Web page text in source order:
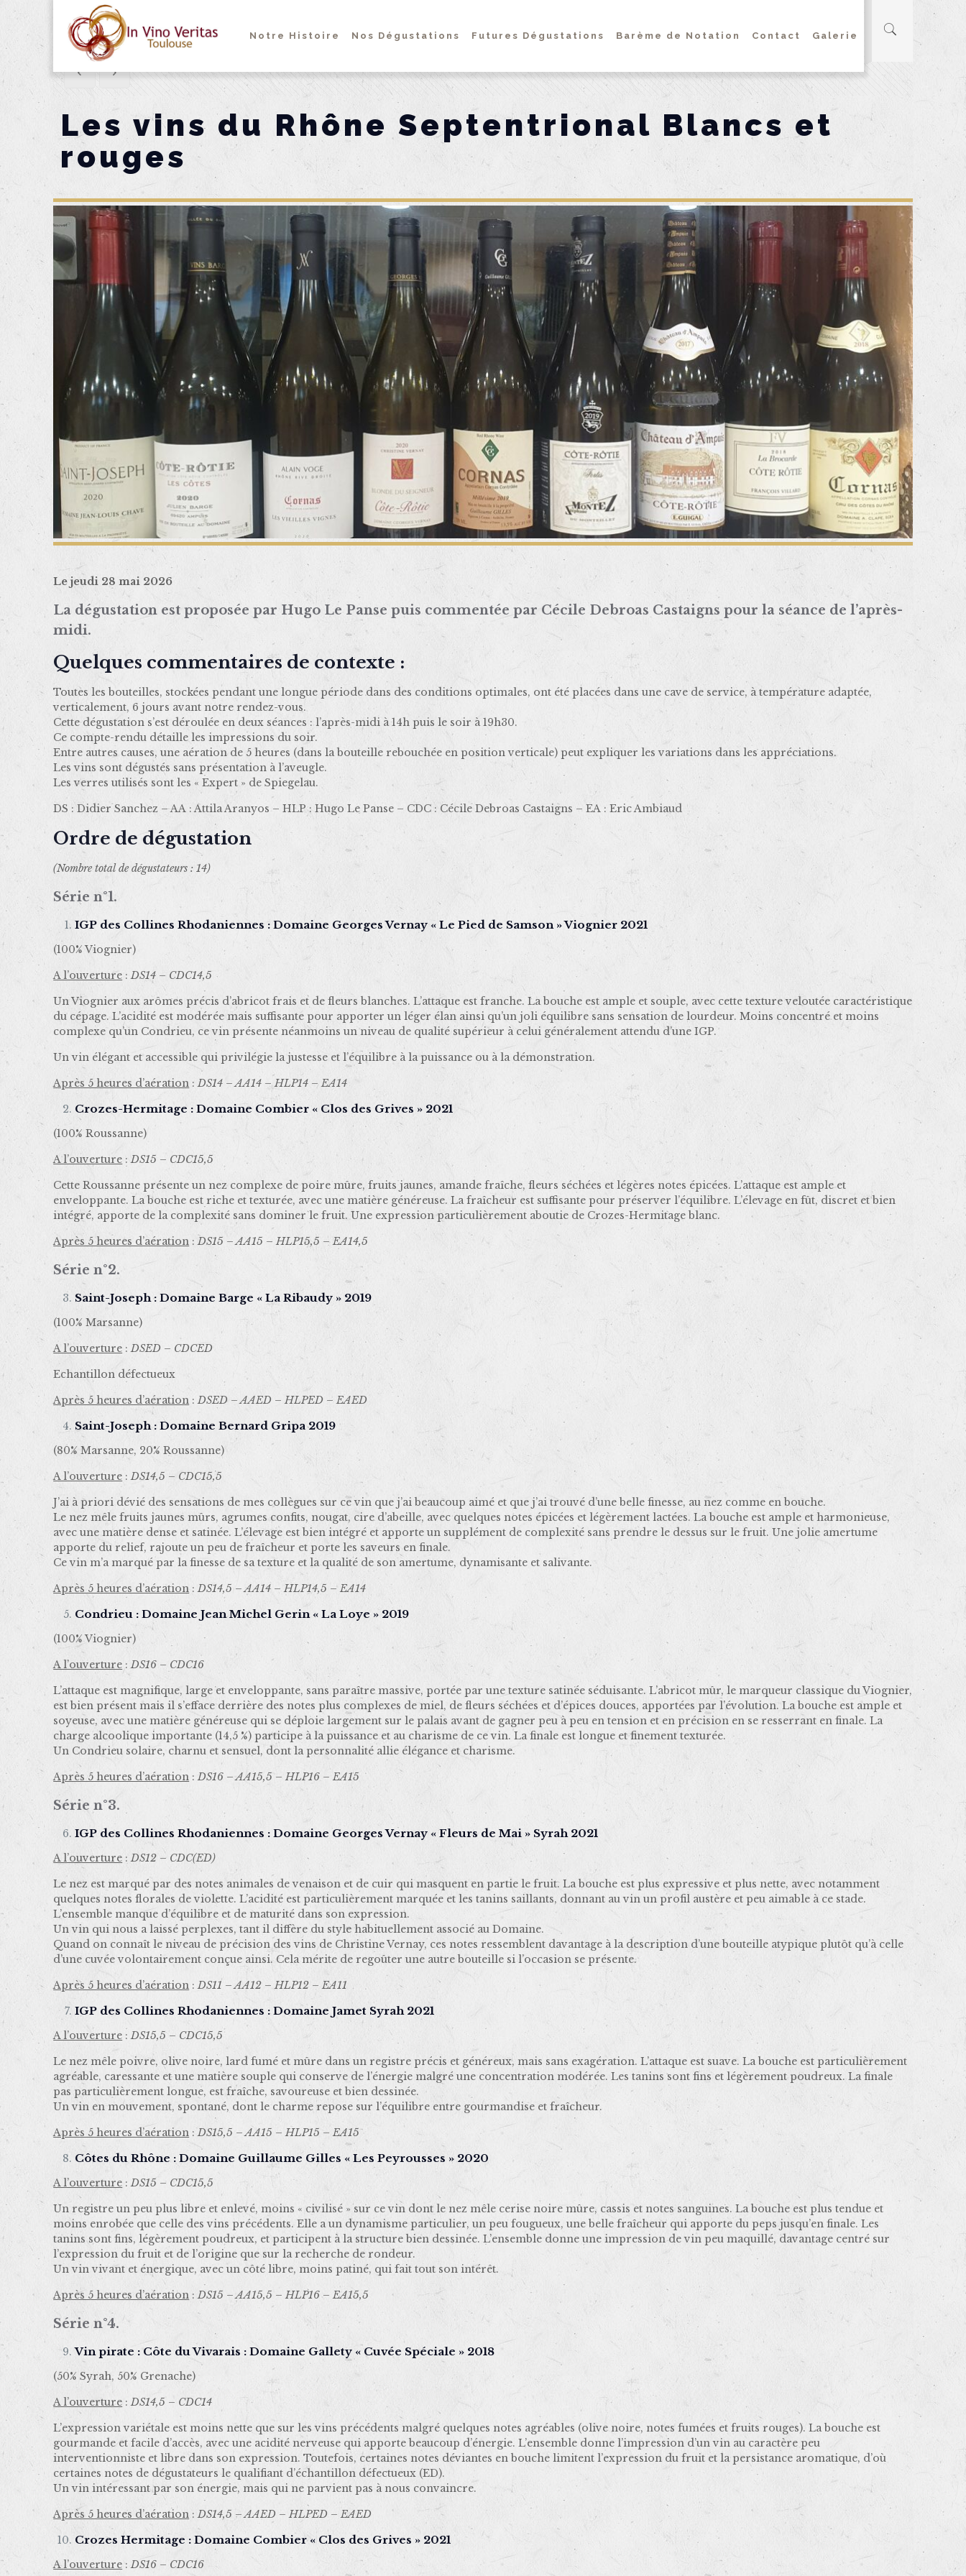
Notre Histoire Nos Dégustations Futures Dégustations Barème de Notation Contact Galerie
Les vins du Rhône Septentrional Blancs et
rouges
Le jeudi 28 mai 2026
La dégustation est proposée par Hugo Le Panse puis commentée par Cécile Debroas Castaigns pour la séance de l’après-
midi.
Quelques commentaires de contexte :
Toutes les bouteilles, stockées pendant une longue période dans des conditions optimales, ont été placées dans une cave de service, à température adaptée,
verticalement, 6 jours avant notre rendez-vous.
Cette dégustation s’est déroulée en deux séances : l’après-midi à 14h puis le soir à 19h30.
Ce compte-rendu détaille les impressions du soir.
Entre autres causes, une aération de 5 heures (dans la bouteille rebouchée en position verticale) peut expliquer les variations dans les appréciations.
Les vins sont dégustés sans présentation à l’aveugle.
Les verres utilisés sont les « Expert » de Spiegelau.
DS : Didier Sanchez – AA : Attila Aranyos – HLP : Hugo Le Panse – CDC : Cécile Debroas Castaigns – EA : Eric Ambiaud
Ordre de dégustation
(Nombre total de dégustateurs : 14)
Série n°1.
IGP des Collines Rhodaniennes : Domaine Georges Vernay « Le Pied de Samson » Viognier 2021
(100% Viognier)
A l’ouverture :DS14 – CDC14,5
Un Viognier aux arômes précis d’abricot frais et de fleurs blanches. L’attaque est franche. La bouche est ample et souple, avec cette texture veloutée caractéristique
du cépage. L’acidité est modérée mais suffisante pour apporter un léger élan ainsi qu’un joli équilibre sans sensation de lourdeur. Moins concentré et moins
complexe qu’un Condrieu, ce vin présente néanmoins un niveau de qualité supérieur à celui généralement attendu d’une IGP.
Un vin élégant et accessible qui privilégie la justesse et l’équilibre à la puissance ou à la démonstration.
Après 5 heures d’aération :DS14 – AA14 – HLP14 – EA14
Crozes-Hermitage : Domaine Combier « Clos des Grives » 2021
(100% Roussanne)
A l’ouverture :DS15 – CDC15,5
Cette Roussanne présente un nez complexe de poire mûre, fruits jaunes, amande fraîche, fleurs séchées et légères notes épicées. L’attaque est ample et
enveloppante. La bouche est riche et texturée, avec une matière généreuse. La fraîcheur est suffisante pour préserver l’équilibre. L’élevage en fût, discret et bien
intégré, apporte de la complexité sans dominer le fruit. Une expression particulièrement aboutie de Crozes-Hermitage blanc.
Après 5 heures d’aération :DS15 – AA15 – HLP15,5 – EA14,5
Série n°2.
Saint-Joseph : Domaine Barge « La Ribaudy » 2019
(100% Marsanne)
A l’ouverture :DSED – CDCED
Echantillon défectueux
Après 5 heures d’aération :DSED – AAED – HLPED – EAED
Saint-Joseph : Domaine Bernard Gripa 2019
(80% Marsanne, 20% Roussanne)
A l’ouverture :DS14,5 – CDC15,5
J’ai à priori dévié des sensations de mes collègues sur ce vin que j’ai beaucoup aimé et que j’ai trouvé d’une belle finesse, au nez comme en bouche.
Le nez mêle fruits jaunes mûrs, agrumes confits, nougat, cire d’abeille, avec quelques notes épicées et légèrement lactées. La bouche est ample et harmonieuse,
avec une matière dense et satinée. L’élevage est bien intégré et apporte un supplément de complexité sans prendre le dessus sur le fruit. Une jolie amertume
apporte du relief, rajoute un peu de fraîcheur et porte les saveurs en finale.
Ce vin m’a marqué par la finesse de sa texture et la qualité de son amertume, dynamisante et salivante.
Après 5 heures d’aération :DS14,5 – AA14 – HLP14,5 – EA14
Condrieu : Domaine Jean Michel Gerin « La Loye » 2019
(100% Viognier)
A l’ouverture :DS16 – CDC16
L’attaque est magnifique, large et enveloppante, sans paraître massive, portée par une texture satinée séduisante. L’abricot mûr, le marqueur classique du Viognier,
est bien présent mais il s’efface derrière des notes plus complexes de miel, de fleurs séchées et d’épices douces, apportées par l’évolution. La bouche est ample et
soyeuse, avec une matière généreuse qui se déploie largement sur le palais avant de gagner peu à peu en tension et en précision en se resserrant en finale. La
charge alcoolique importante (14,5 %) participe à la puissance et au charisme de ce vin. La finale est longue et finement texturée.
Un Condrieu solaire, charnu et sensuel, dont la personnalité allie élégance et charisme.
Après 5 heures d’aération :DS16 – AA15,5 – HLP16 – EA15
Série n°3.
IGP des Collines Rhodaniennes : Domaine Georges Vernay « Fleurs de Mai » Syrah 2021
A l’ouverture :DS12 – CDC(ED)
Le nez est marqué par des notes animales de venaison et de cuir qui masquent en partie le fruit. La bouche est plus expressive et plus nette, avec notamment
quelques notes florales de violette. L’acidité est particulièrement marquée et les tanins saillants, donnant au vin un profil austère et peu aimable à ce stade.
L’ensemble manque d’équilibre et de maturité dans son expression.
Un vin qui nous a laissé perplexes, tant il diffère du style habituellement associé au Domaine.
Quand on connaît le niveau de précision des vins de Christine Vernay, ces notes ressemblent davantage à la description d’une bouteille atypique plutôt qu’à celle
d’une cuvée volontairement conçue ainsi. Cela mérite de regoûter une autre bouteille si l’occasion se présente.
Après 5 heures d’aération :DS11 – AA12 – HLP12 – EA11
IGP des Collines Rhodaniennes : Domaine Jamet Syrah 2021
A l’ouverture :DS15,5 – CDC15,5
Le nez mêle poivre, olive noire, lard fumé et mûre dans un registre précis et généreux, mais sans exagération. L’attaque est suave. La bouche est particulièrement
agréable, caressante et une matière souple qui conserve de l’énergie malgré une concentration modérée. Les tanins sont fins et légèrement poudreux. La finale
pas particulièrement longue, est fraîche, savoureuse et bien dessinée.
Un vin en mouvement, spontané, dont le charme repose sur l’équilibre entre gourmandise et fraîcheur.
Après 5 heures d’aération :DS15,5 – AA15 – HLP15 – EA15
Côtes du Rhône : Domaine Guillaume Gilles « Les Peyrousses » 2020
A l’ouverture :DS15 – CDC15,5
Un registre un peu plus libre et enlevé, moins « civilisé » sur ce vin dont le nez mêle cerise noire mûre, cassis et notes sanguines. La bouche est plus tendue et
moins enrobée que celle des vins précédents. Elle a un dynamisme particulier, un peu fougueux, une belle fraîcheur qui apporte du peps jusqu’en finale. Les
tanins sont fins, légèrement poudreux, et participent à la structure bien dessinée. L’ensemble donne une impression de vin peu maquillé, davantage centré sur
l’expression du fruit et de l’origine que sur la recherche de rondeur.
Un vin vivant et énergique, avec un côté libre, moins patiné, qui fait tout son intérêt.
Après 5 heures d’aération :DS15 – AA15,5 – HLP16 – EA15,5
Série n°4.
Vin pirate : Côte du Vivarais : Domaine Gallety « Cuvée Spéciale » 2018
(50% Syrah, 50% Grenache)
A l’ouverture :DS14,5 – CDC14
L’expression variétale est moins nette que sur les vins précédents malgré quelques notes agréables (olive noire, notes fumées et fruits rouges). La bouche est
gourmande et facile d’accès, avec une acidité nerveuse qui apporte beaucoup d’énergie. L’ensemble donne l’impression d’un vin au caractère peu
interventionniste et libre dans son expression. Toutefois, certaines notes déviantes en bouche limitent l’expression du fruit et la persistance aromatique, d’où
certaines notes de dégustateurs le qualifiant d’échantillon défectueux (ED).
Un vin intéressant par son énergie, mais qui ne parvient pas à nous convaincre.
Après 5 heures d’aération :DS14,5 – AAED – HLPED – EAED
Crozes Hermitage : Domaine Combier « Clos des Grives » 2021
A l’ouverture :DS16 – CDC16